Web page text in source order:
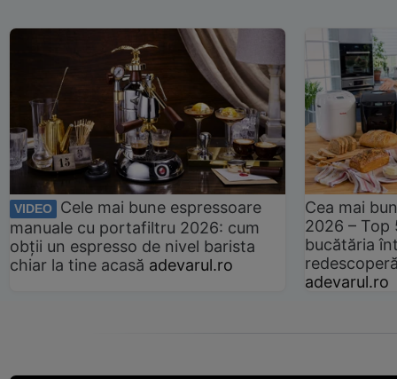
VIDEO
Cele mai bune espressoare
manuale cu portafiltru 2026: cum
obții un espresso de nivel barista
chiar la tine acasă adevarul.ro
Cea mai
2026 –
bucătăria
adevarul.ro